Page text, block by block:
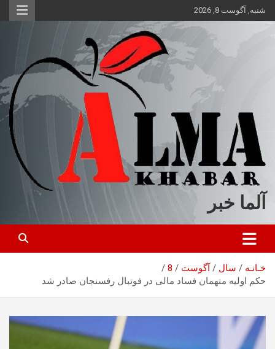
محتوا
شنبه, آگوست 8, 2026
آلما خبر
خـانـه سال آگوست
8
حکم اولیه متهمان فساد مالی در فوتبال رفسنجان صادر شد